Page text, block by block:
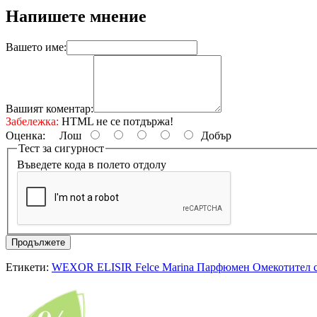
Напишете мнение
Вашето име:
Вашият коментар:
Забележка: HTML не се потдържа!
Оценка: Лош
Добър
Тест за сигурност
Въведете кода в полето отдолу
Продължете
Етикети: WEXOR ELISIR Felce Marina Парфюмен Омекотител